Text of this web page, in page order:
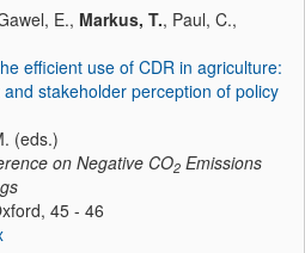
E., Markus, T., Paul, C.,
efficient use of CDR in agriculture:
stakeholder perception of policy
(eds.)
on Negative CO2 Emissions
45 - 46